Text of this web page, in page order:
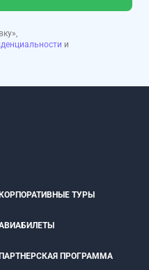
и
КОРПОРАТИВНЫЕ ТУРЫ
ПАРТНЕРСКАЯ ПРОГРАММА